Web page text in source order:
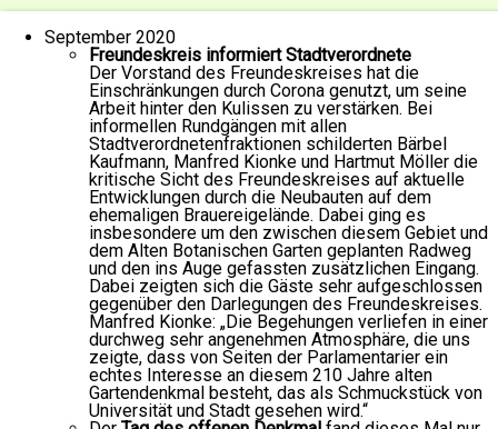
September 2020
Freundeskreis informiert Stadtverordnete
Der Vorstand des Freundeskreises hat die
Einschränkungen durch Corona genutzt, um seine
Arbeit hinter den Kulissen zu verstärken. Bei
informellen Rundgängen mit allen
Stadtverordnetenfraktionen schilderten Bärbel
Kaufmann, Manfred Kionke und Hartmut Möller die
kritische Sicht des Freundeskreises auf aktuelle
Entwicklungen durch die Neubauten auf dem
ehemaligen Brauereigelände. Dabei ging es
insbesondere um den zwischen diesem Gebiet und
dem Alten Botanischen Garten geplanten Radweg
und den ins Auge gefassten zusätzlichen Eingang.
Dabei zeigten sich die Gäste sehr aufgeschlossen
gegenüber den Darlegungen des Freundeskreises.
Manfred Kionke: „Die Begehungen verliefen in einer
durchweg sehr angenehmen Atmosphäre, die uns
zeigte, dass von Seiten der Parlamentarier ein
echtes Interesse an diesem 210 Jahre alten
Gartendenkmal besteht, das als Schmuckstück von
Universität und Stadt gesehen wird.“